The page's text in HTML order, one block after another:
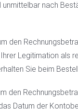
nach
den
Legitimation
Sie beim
den
Datum der